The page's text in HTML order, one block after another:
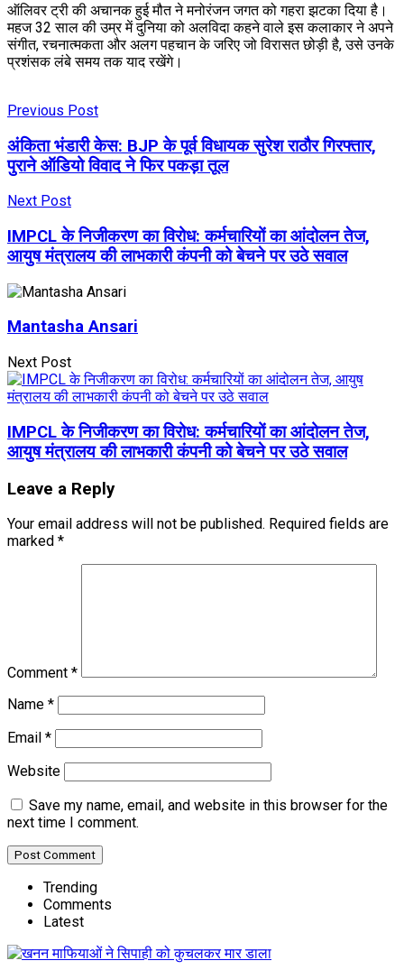
ऑलिवर ट्री की अचानक हुई मौत ने मनोरंजन जगत को गहरा झटका दिया है।
महज 32 साल की उम्र में दुनिया को अलविदा कहने वाले इस कलाकार ने अपने
संगीत, रचनात्मकता और अलग पहचान के जरिए जो विरासत छोड़ी है, उसे उनके
प्रशंसक लंबे समय तक याद रखेंगे।
Previous Post
अंकिता भंडारी केस: BJP के पूर्व विधायक सुरेश राठौर गिरफ्तार,
पुराने ऑडियो विवाद ने फिर पकड़ा तूल
Next Post
IMPCL के निजीकरण का विरोध: कर्मचारियों का आंदोलन तेज,
आयुष मंत्रालय की लाभकारी कंपनी को बेचने पर उठे सवाल
Mantasha Ansari
Next Post
IMPCL के निजीकरण का विरोध: कर्मचारियों का आंदोलन तेज,
आयुष मंत्रालय की लाभकारी कंपनी को बेचने पर उठे सवाल
Leave a Reply
Your email address will not be published. Required fields are
marked *
Comment *
Name *
Email *
Website
Save my name, email, and website in this browser for the
next time I comment.
Trending
Comments
Latest